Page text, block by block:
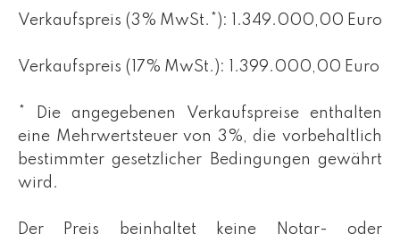
Verkaufspreis (3% MwSt.*): 1.349.000,00 Euro
Verkaufspreis (17% MwSt.): 1.399.000,00 Euro
* Die angegebenen Verkaufspreise enthalten
eine Mehrwertsteuer von 3%, die vorbehaltlich
bestimmter gesetzlicher Bedingungen gewährt
wird.
Der Preis beinhaltet keine Notar- oder